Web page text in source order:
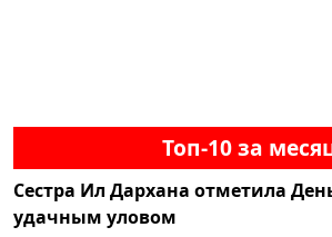
Топ-10 за
Сестра Ил Дархана отметила
удачным уловом